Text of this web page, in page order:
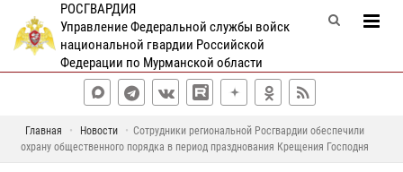
РОСГВАРДИЯ
Управление Федеральной службы войск
национальной гвардии Российской
Федерации по Мурманской области
Главная Новости
Сотрудники региональной Росгвардии обеспечили
охрану общественного порядка в период празднования Крещения Господня